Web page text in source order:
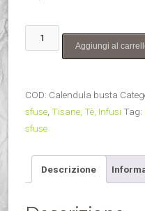
Nuvole
Dorate
–
busta
quantità
Aggiungi al
COD: Calendula busta
sfuse, Tisane, Tè, Infusi Tag:
sfuse
Descrizione